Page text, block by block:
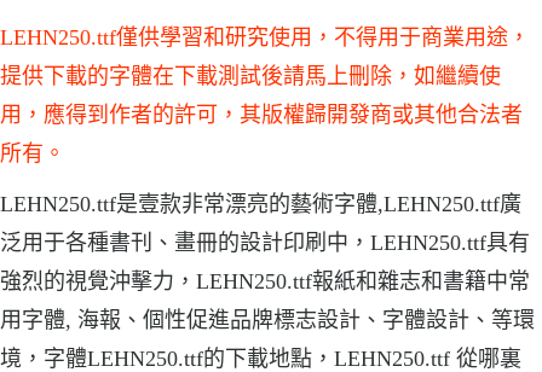
LEHN250.ttf僅供學習和研究使用，不得用于商業用途，
提供下載的字體在下載測試後請馬上刪除，如繼續使
用，應得到作者的許可，其版權歸開發商或其他合法者
所有。
LEHN250.ttf是壹款非常漂亮的藝術字體,LEHN250.ttf廣
泛用于各種書刊、畫冊的設計印刷中，LEHN250.ttf具有
強烈的視覺沖擊力，LEHN250.ttf報紙和雜志和書籍中常
用字體, 海報、個性促進品牌標志設計、字體設計、等環
境，字體LEHN250.ttf的下載地點，LEHN250.ttf 從哪裏